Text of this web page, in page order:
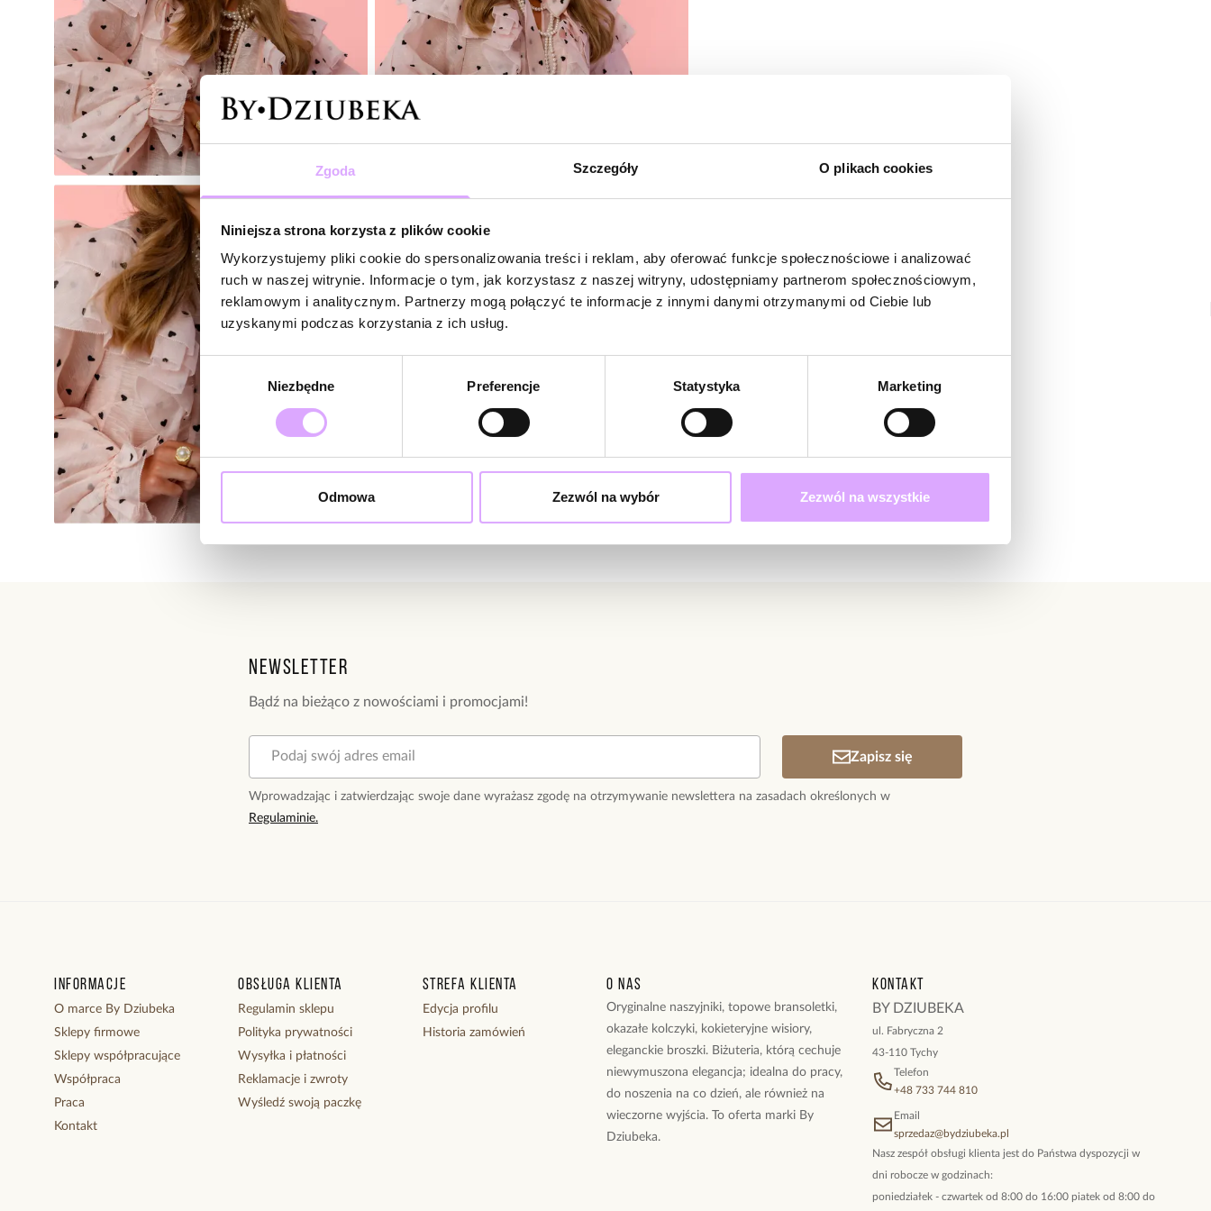
Zgoda Szczegóły O plikach cookies
Niniejsza strona korzysta z plików cookie
Wykorzystujemy pliki cookie do spersonalizowania treści i reklam, aby oferować funkcje społecznościowe i analizować
ruch w naszej witrynie. Informacje o tym, jak korzystasz z naszej witryny, udostępniamy partnerom społecznościowym,
reklamowym i analitycznym. Partnerzy mogą połączyć te informacje z innymi danymi otrzymanymi od Ciebie lub
uzyskanymi podczas korzystania z ich usług.
Niezbędne Preferencje Statystyka Marketing
Odmowa Zezwól na wybór Zezwól na wszystkie
Newsletter
Bądź na bieżąco z nowościami i promocjami!
Zapisz się
Wprowadzając i zatwierdzając swoje dane wyrażasz zgodę na otrzymywanie newslettera na zasadach określonych w
Regulaminie.
Informacje
O marce By Dziubeka
Sklepy firmowe
Sklepy współpracujące
Współpraca
Praca
Kontakt
Obsługa klienta
Regulamin sklepu
Polityka prywatności
Wysyłka i płatności
Reklamacje i zwroty
Wyśledź swoją paczkę
Strefa klienta
Edycja profilu
Historia zamówień
O nas
Oryginalne naszyjniki, topowe bransoletki,
okazałe kolczyki, kokieteryjne wisiory,
eleganckie broszki. Biżuteria, którą cechuje
niewymuszona elegancja; idealna do pracy,
do noszenia na co dzień, ale również na
wieczorne wyjścia. To oferta marki By
Dziubeka.
Kontakt
BY DZIUBEKA
ul. Fabryczna 2
43-110 Tychy
Telefon
+48 733 744 810
Email
sprzedaz@bydziubeka.pl
Nasz zespół obsługi klienta jest do Państwa dyspozycji w
dni robocze w godzinach:
poniedziałek - czwartek od 8:00 do 16:00 piatek od 8:00 do